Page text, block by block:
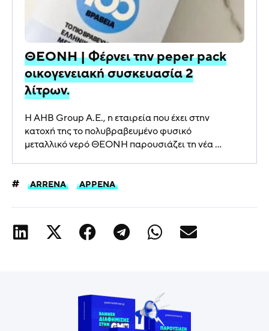
ΘΕΟΝΗ | Φέρνει την peper pack
οικογενειακή συσκευασία 2
λίτρων.
Η AHB Group A.E., η εταιρεία που έχει στην
κατοχή της το πολυβραβευμένο φυσικό
μεταλλικό νερό ΘΕΟΝΗ παρουσιάζει τη νέα ...
ARRENA ΑΡΡΕΝΑ